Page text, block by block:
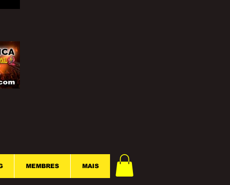
MEMBRES MAIS